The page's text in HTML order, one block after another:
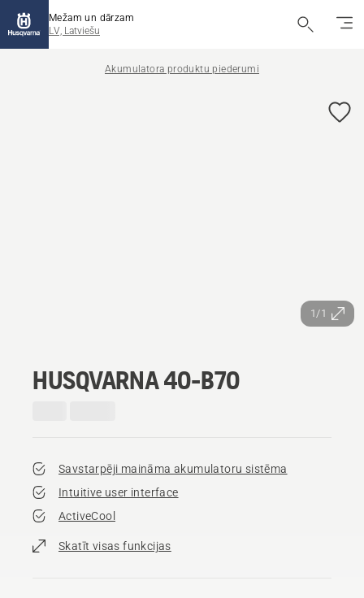
Mežam un dārzam
LV, Latviešu
Akumulatora produktu piederumi
1/1
HUSQVARNA 40-B70
Savstarpēji maināma akumulatoru sistēma
Intuitive user interface
ActiveCool
Skatīt visas funkcijas